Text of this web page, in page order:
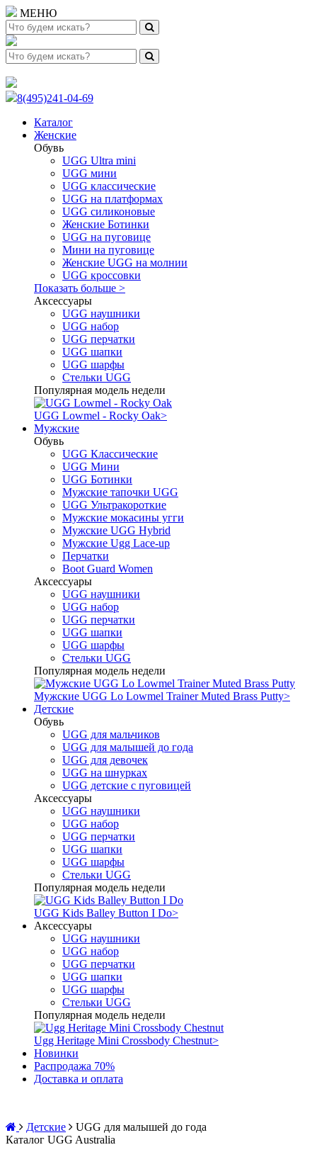
МЕНЮ
8(495)241-04-69
Каталог
Женские
Обувь
UGG Ultra mini
UGG мини
UGG классические
UGG на платформах
UGG силиконовые
Женские Ботинки
UGG на пуговице
Мини на пуговице
Женские UGG на молнии
UGG кроссовки
Показать больше >
Аксессуары
UGG наушники
UGG набор
UGG перчатки
UGG шапки
UGG шарфы
Стельки UGG
Популярная модель недели
UGG Lowmel - Rocky Oak>
Мужские
Обувь
UGG Классические
UGG Мини
UGG Ботинки
Мужские тапочки UGG
UGG Ультракороткие
Мужские мокасины угги
Мужские UGG Hybrid
Мужские Ugg Lace-up
Перчатки
Boot Guard Women
Аксессуары
UGG наушники
UGG набор
UGG перчатки
UGG шапки
UGG шарфы
Стельки UGG
Популярная модель недели
Мужские UGG Lo Lowmel Trainer Muted Brass Putty>
Детские
Обувь
UGG для мальчиков
UGG для малышей до года
UGG для девочек
UGG на шнурках
UGG детские с пуговицей
Аксессуары
UGG наушники
UGG набор
UGG перчатки
UGG шапки
UGG шарфы
Стельки UGG
Популярная модель недели
UGG Kids Balley Button I Do>
Аксессуары
UGG наушники
UGG набор
UGG перчатки
UGG шапки
UGG шарфы
Стельки UGG
Популярная модель недели
Ugg Heritage Mini Crossbody Chestnut>
Новинки
Распродажа 70%
Доставка и оплата
Детские
UGG для малышей до года
Каталог UGG Australia